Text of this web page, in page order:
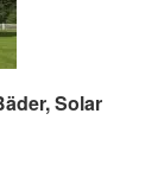
Solar